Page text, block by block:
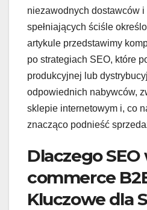
niezawodnych dostawców i
spełniających ściśle
artykule przedstawimy
po strategiach SEO, które
produkcyjnej lub
odpowiednich nabywców,
sklepie internetowym i, co
znacząco podnieść
Dlaczego SEO
commerce
Kluczowe dla